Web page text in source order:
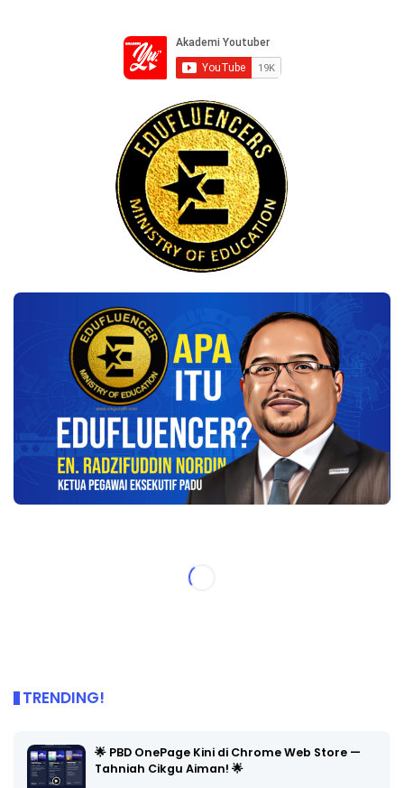
TRENDING!
🌟 PBD OnePage Kini di Chrome Web Store —
Tahniah Cikgu Aiman! 🌟